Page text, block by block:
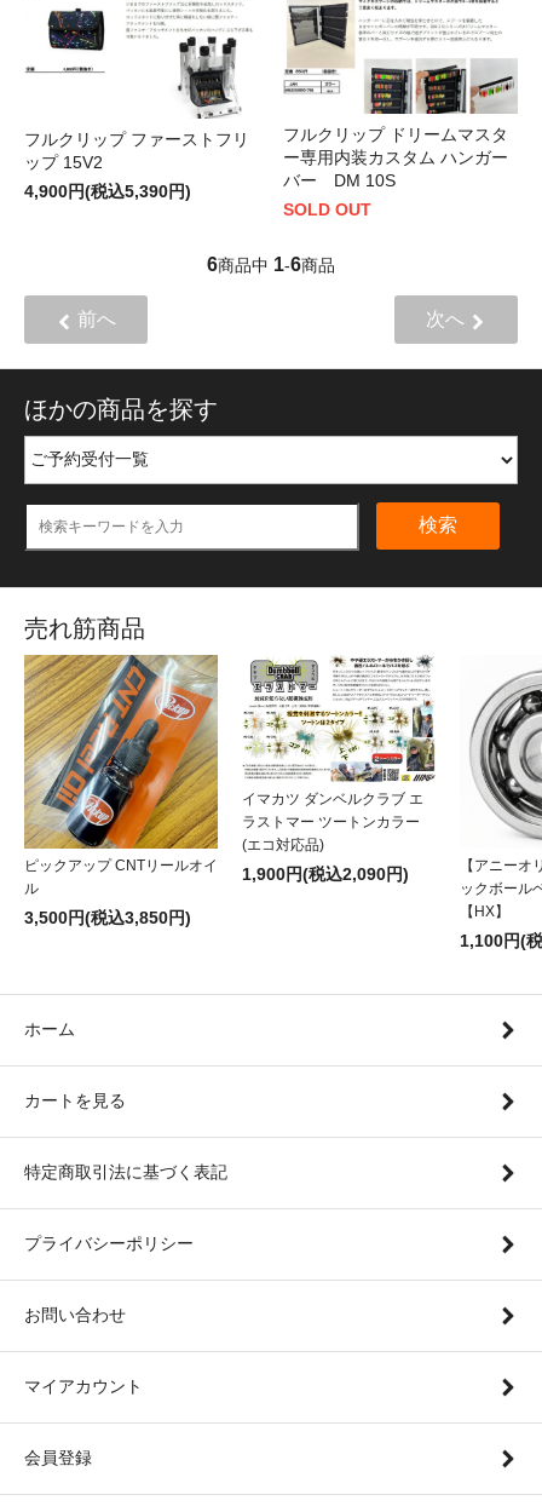
フルクリップ ファーストフリ
ップ 15V2
4,900円(税込5,390円)
フルクリップ ドリームマスタ
ー専用内装カスタム ハンガー
バー DM 10S
SOLD OUT
6商品中 1-6商品
前へ 次へ
ほかの商品を探す
検索
売れ筋商品
ピックアップ CNTリールオイ
ル
3,500円(税込3,850円)
イマカツ ダンベルクラブ エ
ラストマー ツートンカラー
(エコ対応品)
1,900円(税込2,090円)
【アニーオ
ックボール
【HX】
1,100円(
ホーム
カートを見る
特定商取引法に基づく表記
プライバシーポリシー
お問い合わせ
マイアカウント
会員登録